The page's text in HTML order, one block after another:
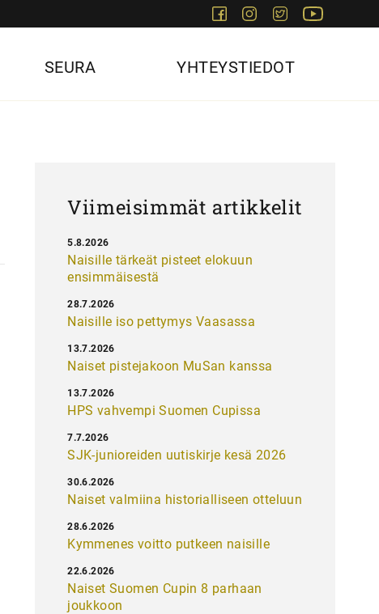
FacebookInstagram
Twitter
SEURA YHTEYSTIEDOT
Viimeisimmät artikkelit
Naisille tärkeät pisteet elokuun
ensimmäisestä
5.8.2026
Naisille iso pettymys Vaasassa
28.7.2026
Naiset pistejakoon MuSan kanssa
13.7.2026
HPS vahvempi Suomen Cupissa
13.7.2026
SJK-junioreiden uutiskirje kesä 2026
7.7.2026
Naiset valmiina historialliseen otteluun
30.6.2026
Kymmenes voitto putkeen naisille
28.6.2026
Naiset Suomen Cupin 8 parhaan
joukkoon
22.6.2026